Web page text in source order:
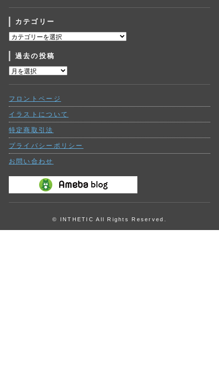
カテゴリー
カ
ゴ
リ
ー
過去の投稿
過
投
稿
フロントページ
イラストについて
特定商取引法
プライバシーポリシー
お問い合わせ
© INTHETIC All Rights Reserved.